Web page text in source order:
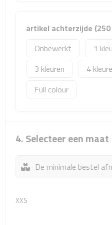
Rijbewijs- & kentekenhoezen
USB autoladers
Veiligheidshamers
Veiligheidssets
Fiets Accessoires
Fietsbellen
Fietstassen
artikel achterzijde (250
Onbewerkt
1
3
4
Full colour
4. Selecteer een maat
De minimale bestel
XXS